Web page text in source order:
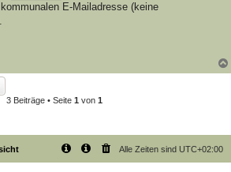
E-Mailadresse (keine
3 Beiträge • Seite 1 von 1
Alle Zeiten sind UTC+02:00